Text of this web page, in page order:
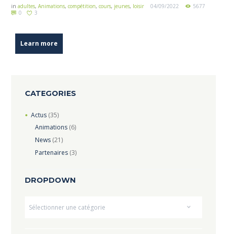
inadultes,Animations,compétition,cours, jeunes, loisir 04/09/2022
5677
0
3
Learn more
CATEGORIES
Actus(35)
Animations (6)
News (21)
Partenaires (3)
DROPDOWN